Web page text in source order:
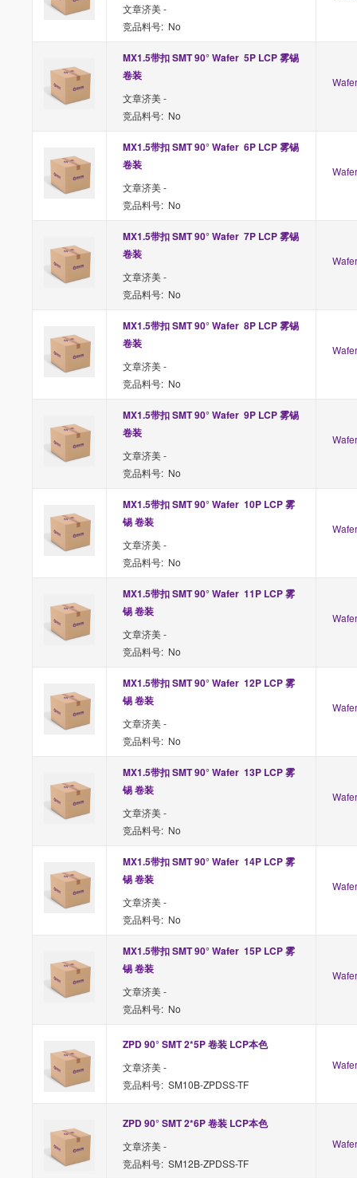
文章济美 -
竞品料号: No
MX1.5带扣 SMT 90° Wafer  5P LCP 雾锡
卷装
文章济美 -
竞品料号: No
MX1.5带扣 SMT 90° Wafer  6P LCP 雾锡
卷装
文章济美 -
竞品料号: No
MX1.5带扣 SMT 90° Wafer  7P LCP 雾锡
卷装
文章济美 -
竞品料号: No
MX1.5带扣 SMT 90° Wafer  8P LCP 雾锡
卷装
文章济美 -
竞品料号: No
MX1.5带扣 SMT 90° Wafer  9P LCP 雾锡
卷装
文章济美 -
竞品料号: No
MX1.5带扣 SMT 90° Wafer  10P LCP 雾
锡 卷装
文章济美 -
竞品料号: No
MX1.5带扣 SMT 90° Wafer  11P LCP 雾
锡 卷装
文章济美 -
竞品料号: No
MX1.5带扣 SMT 90° Wafer  12P LCP 雾
锡 卷装
文章济美 -
竞品料号: No
MX1.5带扣 SMT 90° Wafer  13P LCP 雾
锡 卷装
文章济美 -
竞品料号: No
MX1.5带扣 SMT 90° Wafer  14P LCP 雾
锡 卷装
文章济美 -
竞品料号: No
MX1.5带扣 SMT 90° Wafer  15P LCP 雾
锡 卷装
文章济美 -
竞品料号: No
ZPD 90° SMT 2*5P 卷装 LCP本色
文章济美 -
竞品料号: SM10B-ZPDSS-TF
ZPD 90° SMT 2*6P 卷装 LCP本色
文章济美 -
竞品料号: SM12B-ZPDSS-TF